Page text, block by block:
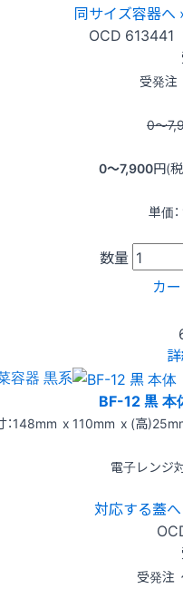
同サイズ容器へ
OCD 613441
受発注
0〜
0〜7,900円(
単価：
数量
カ
容器 黒系
BF-12 黒
：148mm x 110mm x (高
電子レンジ
対応する蓋
受発注